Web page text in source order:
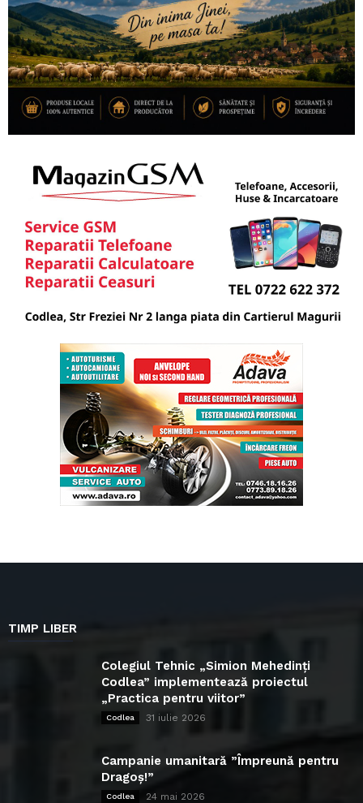
TIMP LIBER
Colegiul Tehnic „Simion Mehedinți
Codlea” implementează proiectul
„Practica pentru viitor”
Codlea 31 iulie 2026
Campanie umanitară ”Împreună pentru
Dragoș!”
Codlea 24 mai 2026